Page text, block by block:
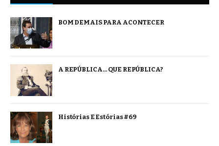
BOM DEMAIS PARA ACONTECER
A REPÚBLICA… QUE REPÚBLICA?
Histórias E Estórias #69